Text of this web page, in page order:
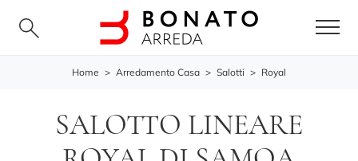
Home > Arredamento Casa > Salotti > Royal
SALOTTO LINEARE